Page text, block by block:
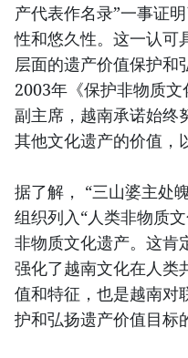
产代表作名录”一事证
性和悠久性。这一认可
层面的遗产价值保护和
2003年《保护非物质
副主席，越南承诺始终
其他文化遗产的价值，
据了解， “三山婆主处
组织列入“人类非物质
非物质文化遗产。这肯
强化了越南文化在人类
值和特征，也是越南对
护和弘扬遗产价值目标